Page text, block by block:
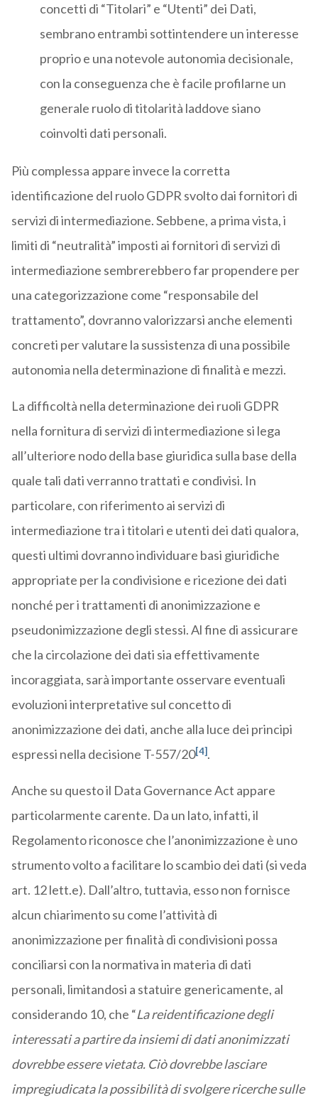
concetti di “Titolari” e “Utenti” dei Dati,
sembrano entrambi sottintendere un interesse
proprio e una notevole autonomia decisionale,
con la conseguenza che è facile profilarne un
generale ruolo di titolarità laddove siano
coinvolti dati personali.
Più complessa appare invece la corretta
identificazione del ruolo GDPR svolto dai fornitori di
servizi di intermediazione. Sebbene, a prima vista, i
limiti di “neutralità” imposti ai fornitori di servizi di
intermediazione sembrerebbero far propendere per
una categorizzazione come “responsabile del
trattamento”, dovranno valorizzarsi anche elementi
concreti per valutare la sussistenza di una possibile
autonomia nella determinazione di finalità e mezzi.
La difficoltà nella determinazione dei ruoli GDPR
nella fornitura di servizi di intermediazione si lega
all’ulteriore nodo della base giuridica sulla base della
quale tali dati verranno trattati e condivisi. In
particolare, con riferimento ai servizi di
intermediazione tra i titolari e utenti dei dati qualora,
questi ultimi dovranno individuare basi giuridiche
appropriate per la condivisione e ricezione dei dati
nonché per i trattamenti di anonimizzazione e
pseudonimizzazione degli stessi. Al fine di assicurare
che la circolazione dei dati sia effettivamente
incoraggiata, sarà importante osservare eventuali
evoluzioni interpretative sul concetto di
anonimizzazione dei dati, anche alla luce dei principi
espressi nella decisione T-557/20[4].
Anche su questo il Data Governance Act appare
particolarmente carente. Da un lato, infatti, il
Regolamento riconosce che l’anonimizzazione è uno
strumento volto a facilitare lo scambio dei dati (si veda
art. 12 lett.e). Dall’altro, tuttavia, esso non fornisce
alcun chiarimento su come l’attività di
anonimizzazione per finalità di condivisioni possa
conciliarsi con la normativa in materia di dati
personali, limitandosi a statuire genericamente, al
considerando 10, che “La reidentificazione degli
interessati a partire da insiemi di dati anonimizzati
dovrebbe essere vietata. Ciò dovrebbe lasciare
impregiudicata la possibilità di svolgere ricerche sulle